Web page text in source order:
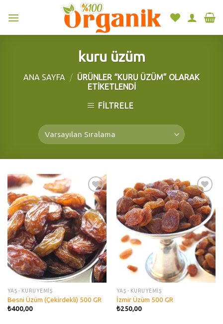
kuru üzüm
ANA SAYFA / ÜRÜNLER “KURU ÜZÜM” OLARAK
ETIKETLENDI
FILTRELE
Add to
wishlist
YAŞ - KURUYEMİŞ
Besni Üzüm (Çekirdekli) 500 GR
₺400,00
Add to
wishlist
YAŞ - KURUYEMİŞ
İzmir Üzüm 500 GR
₺250,00